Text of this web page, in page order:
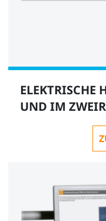
ELEKTRISCHE
UND IM